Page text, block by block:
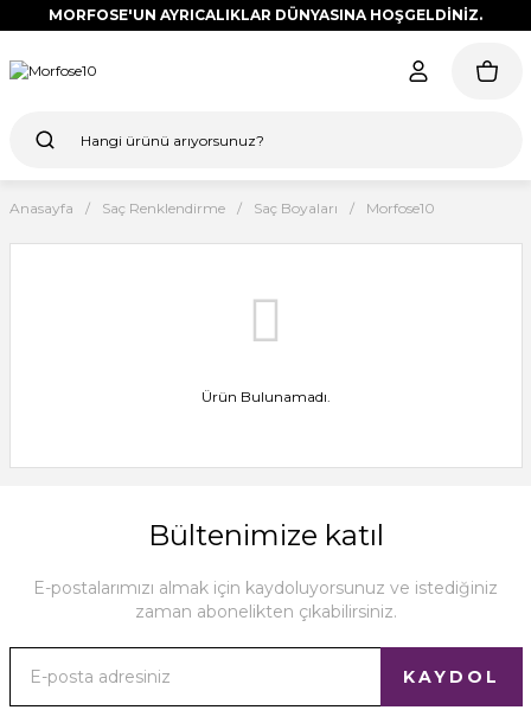
MORFOSE'UN AYRICALIKLAR DÜNYASINA HOŞGELDİNİZ.
Anasayfa Saç Renklendirme Saç Boyaları Morfose10
Ürün Bulunamadı.
Bültenimize katıl
E-postalarımızı almak için kaydoluyorsunuz ve istediğiniz
zaman abonelikten çıkabilirsiniz.
KAYDOL